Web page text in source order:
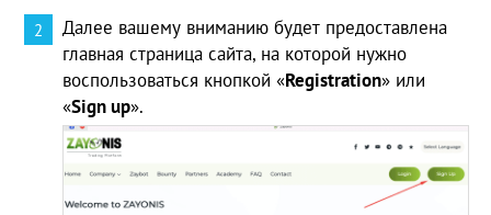
Далее вашему вниманию будет предоставлена
главная страница сайта, на которой нужно
воспользоваться кнопкой «Registration» или
«Signup».